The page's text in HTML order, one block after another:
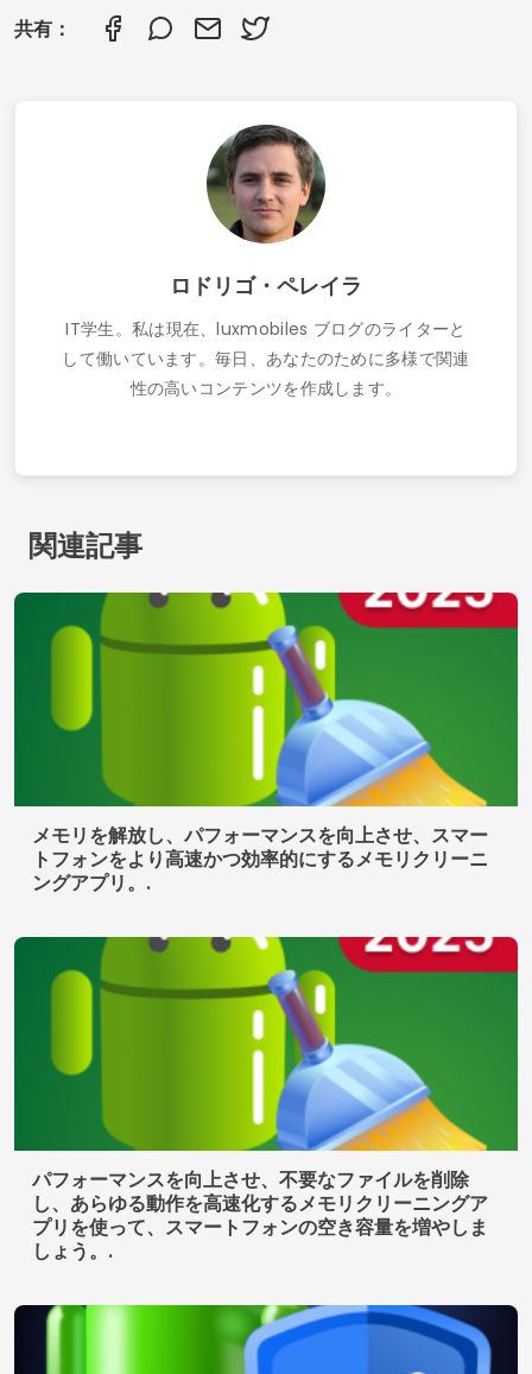
共有：
ロドリゴ・ペレイラ
IT学生。私は現在、luxmobiles ブログのライターと
して働いています。毎日、あなたのために多様で関連
性の高いコンテンツを作成します。
関連記事
メモリを解放し、パフォーマンスを向上させ、スマー
トフォンをより高速かつ効率的にするメモリクリーニ
ングアプリ。.
パフォーマンスを向上させ、不要なファイルを削除
し、あらゆる動作を高速化するメモリクリーニングア
プリを使って、スマートフォンの空き容量を増やしま
しょう。.